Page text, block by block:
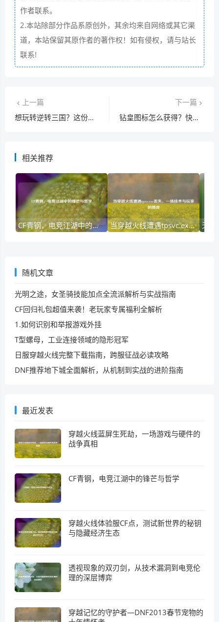
作者联系。
2.本站除部分作品系原创外，其余均来自网络或其它渠
道，本站保留其原作者的著作权！如有侵权，请与站长
联系!
上一篇
想玩转逆转三国？这份平民玩家必备攻略快收藏！
下一篇
钻皇图标怎么获得？快速升级攻略看这里！
相关推荐
CF青钢，电竞江湖中的锋芒与哲学 当穿越火线遭遇tpsvc.exe丢失，一场技术与玩家的博弈
随机文章
光明之途，女圣骑技能加点全流派解析与实战指南
CF回归礼包超值来袭！老玩家专属福利全解析
1.如何识别和举报游戏外挂
T型螺母，工业连接领域的隐形冠军
日服穿越火线完整下载指南，跨服征战必读攻略
DNF推荐地下城全面解析，从机制到实战的进阶指南
最近发表
穿越火线蓝屏生死劫，一场游戏与硬件的
战争真相
CF青钢，电竞江湖中的锋芒与哲学
穿越火线体验服CF点，测试新世界的秘钥
与隐藏经济生态
透视现象的双刃剑，从技术漏洞到电竞伦
理的深层博弈
穿越记忆的守护者—DNF2013春节宠物的